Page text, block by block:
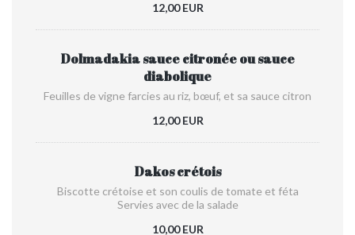
12,00 EUR
Dolmadakia sauce citronée ou sauce
diabolique
Feuilles de vigne farcies au riz, bœuf, et sa sauce citron
12,00 EUR
Dakos crétois
Biscotte crétoise et son coulis de tomate et féta
Servies avec de la salade
10,00 EUR